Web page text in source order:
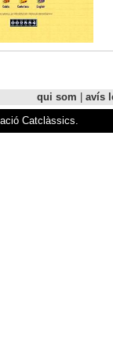
qui som
avís
Catclàssics.